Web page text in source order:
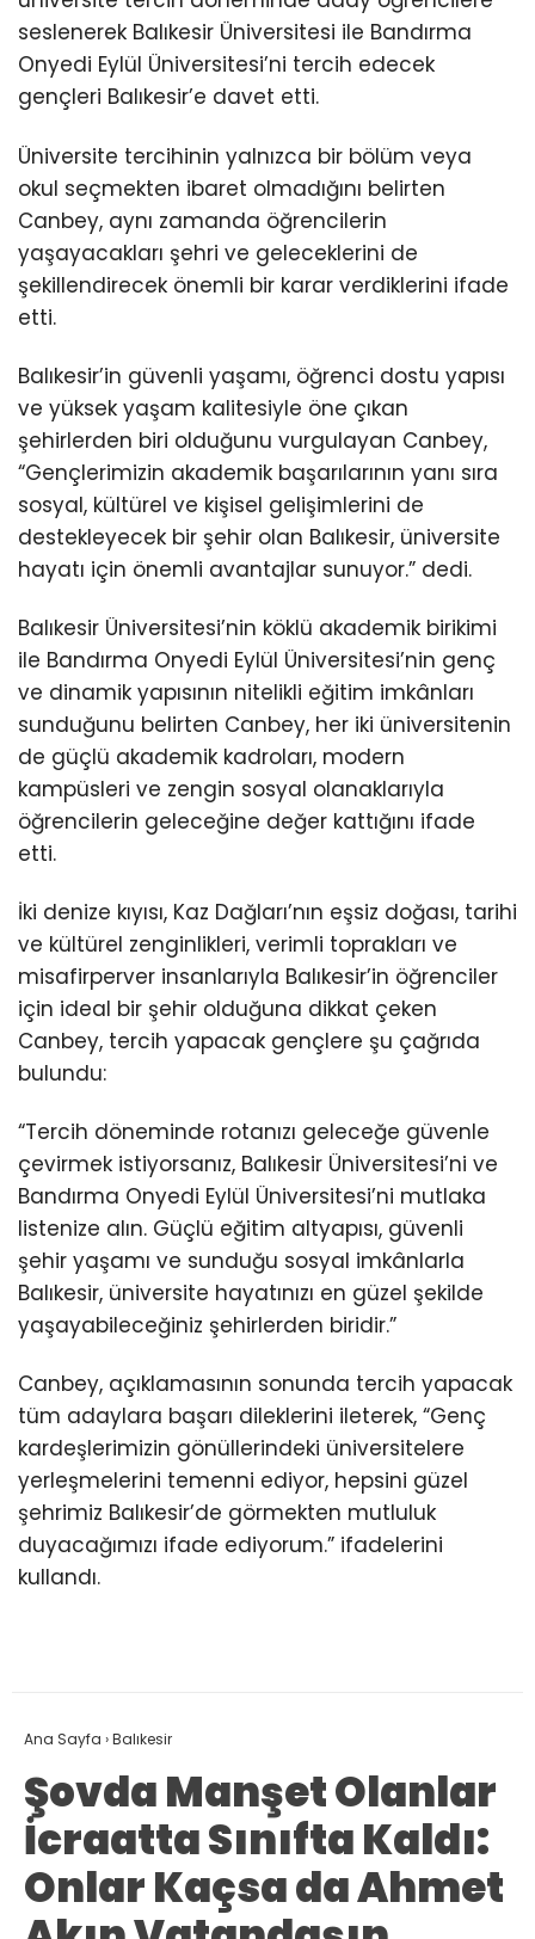
seslenerek Balıkesir Üniversitesi ile Bandırma
Onyedi Eylül Üniversitesi’ni tercih edecek
gençleri Balıkesir’e davet etti.
Üniversite tercihinin yalnızca bir bölüm veya
okul seçmekten ibaret olmadığını belirten
Canbey, aynı zamanda öğrencilerin
yaşayacakları şehri ve geleceklerini de
şekillendirecek önemli bir karar verdiklerini ifade
etti.
Balıkesir’in güvenli yaşamı, öğrenci dostu yapısı
ve yüksek yaşam kalitesiyle öne çıkan
şehirlerden biri olduğunu vurgulayan Canbey,
“Gençlerimizin akademik başarılarının yanı sıra
sosyal, kültürel ve kişisel gelişimlerini de
destekleyecek bir şehir olan Balıkesir, üniversite
hayatı için önemli avantajlar sunuyor.” dedi.
Balıkesir Üniversitesi’nin köklü akademik birikimi
ile Bandırma Onyedi Eylül Üniversitesi’nin genç
ve dinamik yapısının nitelikli eğitim imkânları
sunduğunu belirten Canbey, her iki üniversitenin
de güçlü akademik kadroları, modern
kampüsleri ve zengin sosyal olanaklarıyla
öğrencilerin geleceğine değer kattığını ifade
etti.
İki denize kıyısı, Kaz Dağları’nın eşsiz doğası, tarihi
ve kültürel zenginlikleri, verimli toprakları ve
misafirperver insanlarıyla Balıkesir’in öğrenciler
için ideal bir şehir olduğuna dikkat çeken
Canbey, tercih yapacak gençlere şu çağrıda
bulundu:
“Tercih döneminde rotanızı geleceğe güvenle
çevirmek istiyorsanız, Balıkesir Üniversitesi’ni ve
Bandırma Onyedi Eylül Üniversitesi’ni mutlaka
listenize alın. Güçlü eğitim altyapısı, güvenli
şehir yaşamı ve sunduğu sosyal imkânlarla
Balıkesir, üniversite hayatınızı en güzel şekilde
yaşayabileceğiniz şehirlerden biridir.”
Canbey, açıklamasının sonunda tercih yapacak
tüm adaylara başarı dileklerini ileterek, “Genç
kardeşlerimizin gönüllerindeki üniversitelere
yerleşmelerini temenni ediyor, hepsini güzel
şehrimiz Balıkesir’de görmekten mutluluk
duyacağımızı ifade ediyorum.” ifadelerini
kullandı.
Ana Sayfa ›Balıkesir
Şovda Manşet Olanlar
İcraatta Sınıfta Kaldı:
Onlar Kaçsa da Ahmet